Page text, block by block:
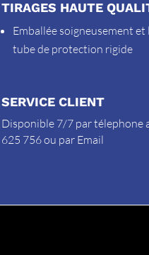
TIRAGES HAUTE
Emballée soigneusement et
tube de protection rigide
SERVICE CLIENT
Disponible 7/7 par télephone
625 756 ou par Email